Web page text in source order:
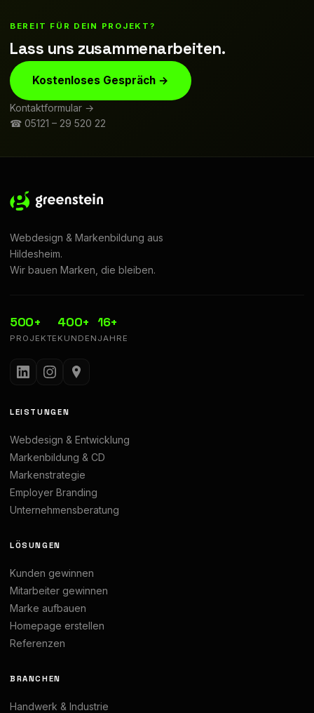
BEREIT FÜR DEIN PROJEKT?
Lass uns zusammenarbeiten.
Kostenloses Gespräch →
Kontaktformular →
☎ 05121 – 29 520 22
Webdesign & Markenbildung aus
Hildesheim.
Wir bauen Marken, die bleiben.
500+
PROJEKTE
400+
KUNDEN
16+
JAHRE
LEISTUNGEN
Webdesign & Entwicklung
Markenbildung & CD
Markenstrategie
Employer Branding
Unternehmensberatung
LÖSUNGEN
Kunden gewinnen
Mitarbeiter gewinnen
Marke aufbauen
Homepage erstellen
Referenzen
BRANCHEN
Handwerk & Industrie